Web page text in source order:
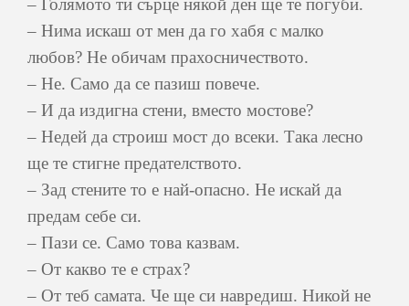
– Голямото ти сърце някой ден ще те погуби.
– Нима искаш от мен да го хабя с малко
любов? Не обичам прахосничеството.
– Не. Само да се пазиш повече.
– И да издигна стени, вместо мостове?
– Недей да строиш мост до всеки. Така лесно
ще те стигне предателството.
– Зад стените то е най-опасно. Не искай да
предам себе си.
– Пази се. Само това казвам.
– От какво те е страх?
– От теб самата. Че ще си навредиш. Никой не